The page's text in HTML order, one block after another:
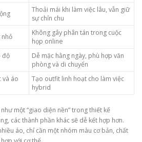
Thoải mái khi làm việc lâu, vẫn giữ
sự chỉn chu
Không gây phân tán trong cuộc
họp online
độ
Dễ mặc hằng ngày, phù hợp văn
phòng và di chuyển
và áo
Tạo outfit linh hoạt cho làm việc
hybrid
một “giao diện nền” trong thiết kế
các thành phần khác sẽ dễ kết hợp hơn.
áo, chỉ cần một nhóm màu cơ bản, chất